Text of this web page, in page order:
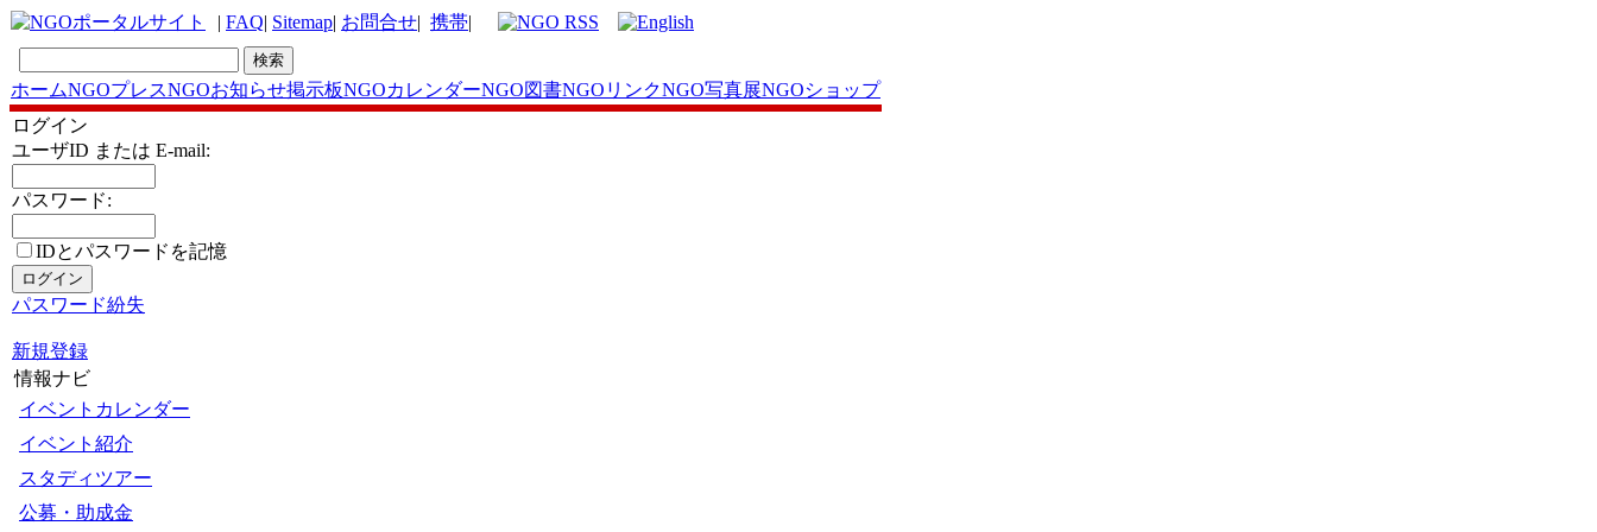
| FAQ| Sitemap| お問合せ| 携帯|
ホームNGOプレスNGOお知らせ掲示板NGOカレンダーNGO図書NGOリンクNGO写真展NGOショップ
ログイン
ユーザID または E-mail:
パスワード:
IDとパスワードを記憶
パスワード紛失
新規登録
情報ナビ
イベントカレンダー
イベント紹介
スタディツアー
公募・助成金